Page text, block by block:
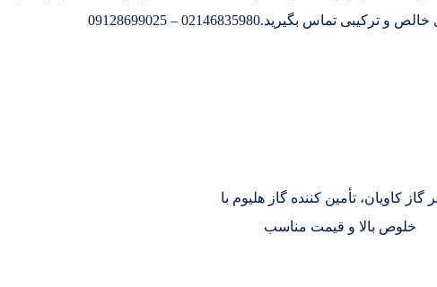
بگیرید.02146835980 – 09128699025
گاز کاویان، تأمین کننده گاز هلیوم با
خلوص بالا و قیمت مناسب